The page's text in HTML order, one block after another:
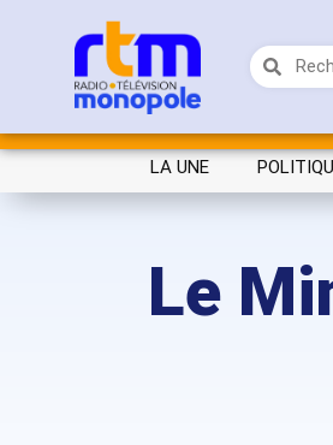
LA UNE
Le